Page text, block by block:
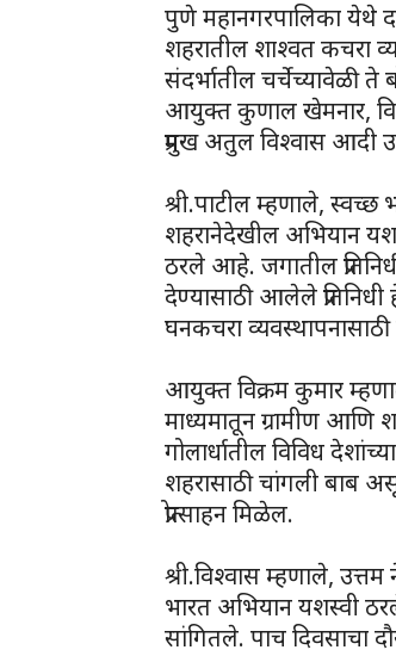
पुणे महानगरपालिका येथे
शहरातील शाश्वत कचरा
संदर्भातील चर्चेच्यावेळी
आयुक्त कुणाल खेमनार,
प्रमुख अतुल विश्वास आदी
श्री.पाटील म्हणाले,
शहरानेदेखील अभियान
ठरले आहे. जगातील
देण्यासाठी आलेले
घनकचरा
आयुक्त विक्रम कुमार
माध्यमातून ग्रामीण आणि
गोलार्धातील विविध
शहरासाठी चांगली बाब
प्रोत्साहन मिळेल.
श्री.विश्वास म्हणाले,
भारत अभियान यशस्वी
सांगितले. पाच दिवसाचा